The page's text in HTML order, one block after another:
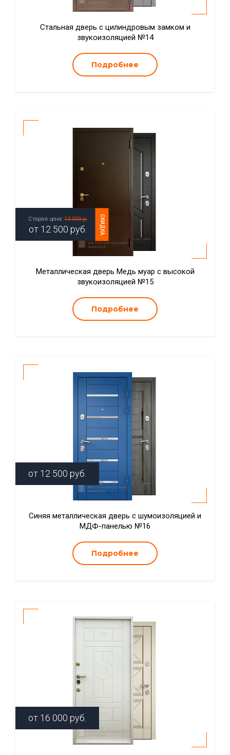
Стальная дверь с цилиндровым замком и
звукоизоляцией №14
Подробнее
СКИДКА
Старая цена: 13 500 р.
от 12 500 руб.
Металлическая дверь Медь муар с высокой
звукоизоляцией №15
Подробнее
от 12 500 руб.
Синяя металлическая дверь с шумоизоляцией и
МДФ-панелью №16
Подробнее
от 16 000 руб.